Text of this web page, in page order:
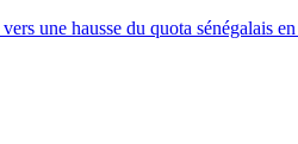
une hausse du quota sénégalais